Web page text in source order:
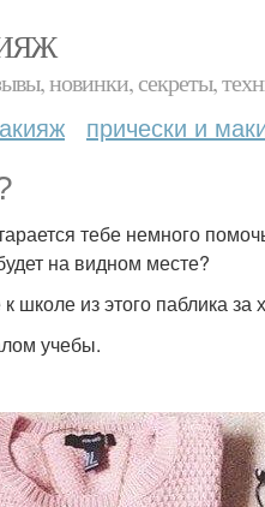
новинки, секреты,
прически и
тебе немного
на видном месте?
школе из этого паблика
учебы.